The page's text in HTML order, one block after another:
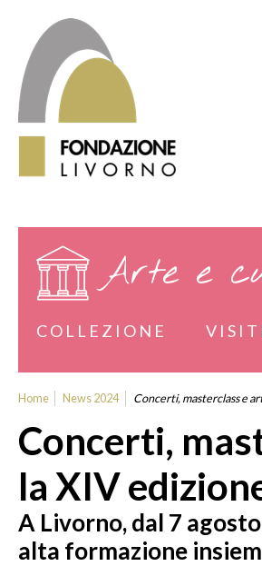
Arte e
COLLEZIONE
Home News 2024 Concerti, masterclass e
Concerti,
la XIV
A Livorno, dal 7
alta formazione